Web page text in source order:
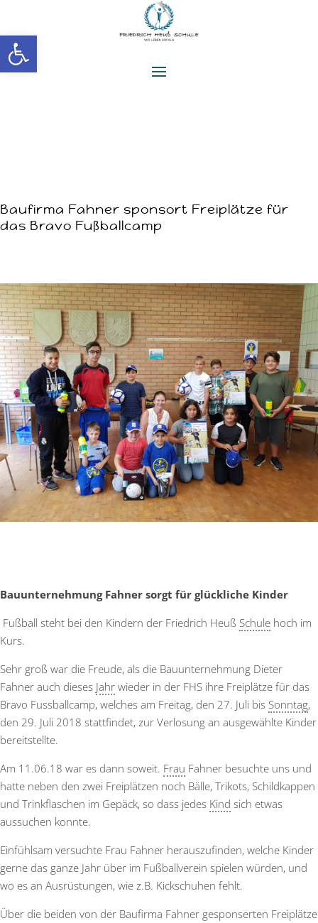
Werkzeugleiste öffnen
Baufirma Fahner sponsort Freiplätze für
das Bravo Fußballcamp
Bauunternehmung Fahner sorgt für glückliche Kinder
Fußball steht bei den Kindern der Friedrich Heuß Schule hoch im
Kurs.
Sehr groß war die Freude, als die Bauunternehmung Dieter
Fahner auch dieses Jahr wieder in der FHS ihre Freiplätze für das
Bravo Fussballcamp, welches am Freitag, den 27. Juli bis Sonntag,
den 29. Juli 2018 stattfindet, zur Verlosung an ausgewählte Kinder
bereitstellte.
Am 11.06.18 war es dann soweit. Frau Fahner besuchte uns und
hatte neben den zwei Freiplätzen noch Bälle, Trikots, Schildkappen
und Trinkflaschen im Gepäck, so dass jedes Kind sich etwas
aussuchen konnte.
Einfühlsam versuchte Frau Fahner herauszufinden, welche Kinder
gerne das ganze Jahr über im Fußballverein spielen würden, und
wo es an Ausrüstungen, wie z.B. Kickschuhen fehlt.
Über die beiden von der Baufirma Fahner gesponserten Freiplätze